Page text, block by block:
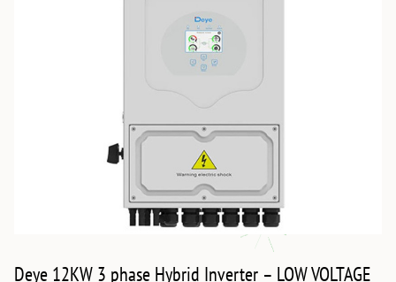
Deye 12KW 3 phase Hybrid Inverter – LOW VOLTAGE